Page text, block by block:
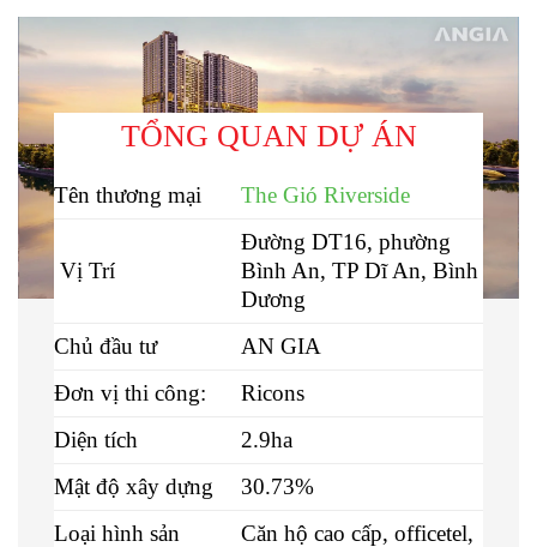
TỔNG QUAN DỰ ÁN
Tên thương mại The Gió Riverside
Vị Trí
Đường DT16, phường
Bình An, TP Dĩ An, Bình
Dương
Chủ đầu tư
AN GIA
Đơn vị thi công:
Ricons
Diện tích
2.9ha
Mật độ xây dựng
30.73%
Loại hình sản
Căn hộ cao cấp, officetel,